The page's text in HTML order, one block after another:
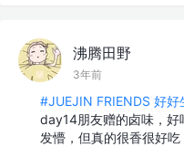
沸腾田野
3年前
#JUEJIN FRIENDS 好好
day14朋友赠的卤味，好
发懵，但真的很香很好吃